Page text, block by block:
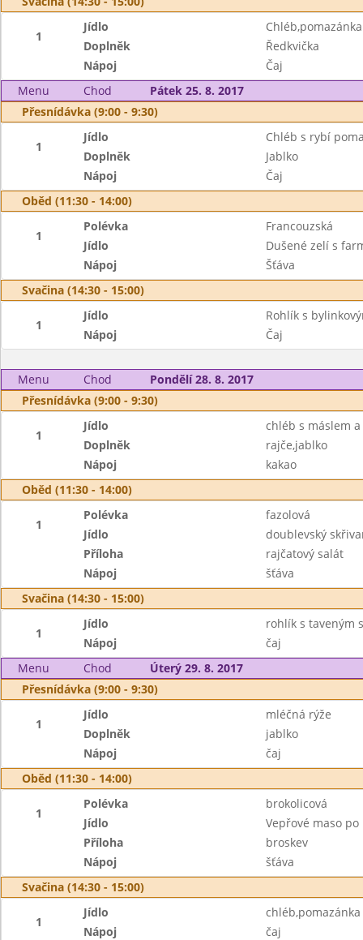
1
Jídlo
Doplněk
Ředkvička
Nápoj
Čaj
Menu
Chod
Pátek 25. 8. 2017
Přesnídávka (9:00 - 9:30)
1
Jídlo
Chléb s rybí
Doplněk
Jablko
Nápoj
Čaj
Oběd (11:30 - 14:00)
1
Polévka
Francouzská
Jídlo
Dušené zelí s
Nápoj
Šťáva
Svačina (14:30 - 15:00)
1
Jídlo
Rohlík s
Nápoj
Čaj
Menu Chod
Pondělí 28. 8. 2017
Přesnídávka (9:00 - 9:30)
1
Jídlo
chléb s máslem
Doplněk
rajče,jablko
Nápoj
kakao
Oběd (11:30 - 14:00)
1
Polévka
fazolová
Jídlo
doublevský
Příloha
rajčatový salát
Nápoj
šťáva
Svačina (14:30 - 15:00)
1
Jídlo
rohlík s taveným
Nápoj
čaj
Menu
Chod
Úterý 29. 8. 2017
Přesnídávka (9:00 - 9:30)
1
Jídlo
mléčná rýže
Doplněk
jablko
Nápoj
čaj
Oběd (11:30 - 14:00)
1
Polévka
brokolicová
Jídlo
Vepřové maso
Příloha
broskev
Nápoj
šťáva
Svačina (14:30 - 15:00)
1
Jídlo
Nápoj
čaj